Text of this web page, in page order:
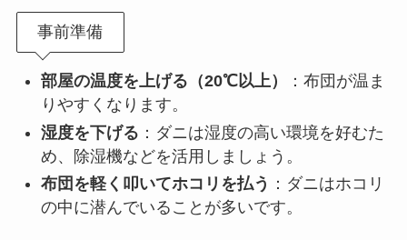
事前準備
部屋の温度を上げる（20℃以上）
：布団が温ま
りやすくなります。
湿度を下げる ：ダニは湿度の高い環境を好むた
め、除湿機などを活用しましょう。
布団を軽く叩いてホコリを払う ：ダニはホコリ
の中に潜んでいることが多いです。